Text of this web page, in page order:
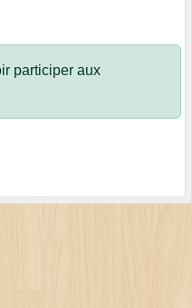
participer aux